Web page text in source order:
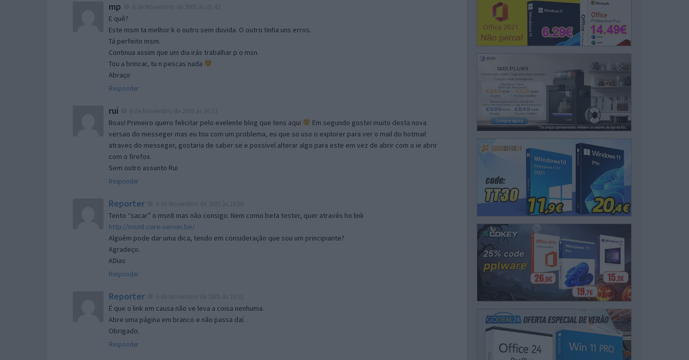
mp
E quê?
Este msm ta melhor k o outro sem duvida. O outro tinha uns erros.
Tá perfeito msm.
Continua assim que um dia irás trabalhar p o msn.
Tou a brincar, tu n pescas nada
Abraço
Responder
rui
Boas! Primeiro quero felicitar pelo exelente blog que tens aqui
Em segundo gostei muito desta nova
versao do messeger mas eu tou com um problema, eu que so uso o explorer para ver o mail do hotmail
atraves do messeger, gostaria de saber se e possivel alterar algo para este em vez de abrir com o ie abrir
com o firefox.
Sem outro assunto Rui
Responder
Reporter
Tento “sacar” o msn8 mas não consigo. Nem como beta tester, quer através ho link
http://msn8.core-server.be/
Alguém pode dar uma dica, tendo em consideração que sou um principiante?
Agradeço.
ADias
Responder
Reporter
É que o link em causa não ve leva a coisa nenhuma.
Abre uma página em branco e não passa daí.
Obrigado.
Responder